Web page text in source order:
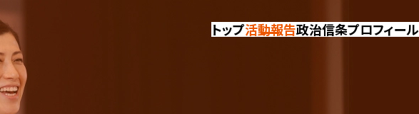
トップ活動報告政治信条プロフィール